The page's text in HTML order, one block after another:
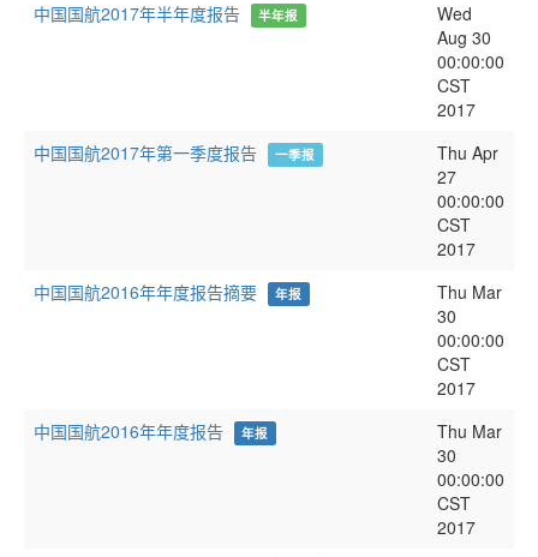
中国国航2017年半年度报告
半年报
Wed
Aug 30
00:00:00
CST
2017
中国国航2017年第一季度报告
一季报
Thu Apr
27
00:00:00
CST
2017
中国国航2016年年度报告摘要
年报
Thu Mar
30
00:00:00
CST
2017
中国国航2016年年度报告
年报
Thu Mar
30
00:00:00
CST
2017